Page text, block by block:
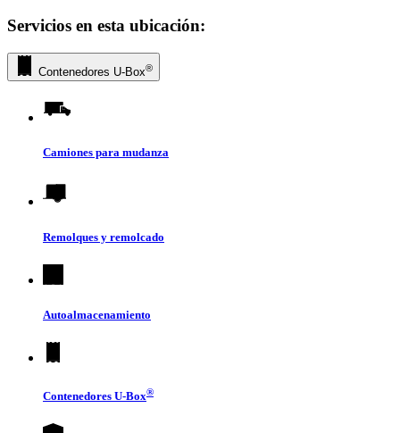
Servicios en esta ubicación:
Contenedores U-Box®
Camiones para mudanza
Remolques y remolcado
Autoalmacenamiento
Contenedores U-Box®